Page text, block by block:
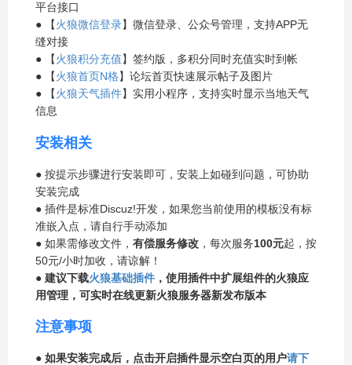
平台接口
● 【火狼微信登录】微信登录、公众号管理，支持APP无
缝对接
● 【火狼积分充值】签约版，多积分同时充值实时到帐
● 【火狼首页N格】论坛首页快速展示帖子及图片
● 【火狼天气插件】实用小程序，支持实时显示当地天气
信息
安装相关
● 按提示步骤进行安装即可，安装上如碰到问题，可协助
安装完成
● 插件是标准Discuz!开发，如果您当前使用的模板没有标
准嵌入点，请自行手动添加
● 如果需修改文件， 有偿服务修改 ，每次服务100元起，按
50元/小时加收，请谅解！
● 建议下载火狼基础插件 ，使用插件中扩展组件的火狼应
用管理，可实时在线更新火狼服务器新发布版本
注意事项
● 如果安装完成后，点击开启插件显示空白页的用户请下